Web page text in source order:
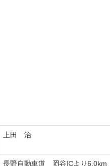
上田 治
長野自動車道 岡谷ICより